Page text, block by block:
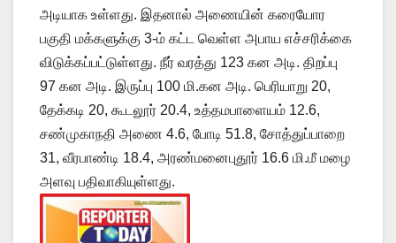
அடியாக உள்ளது. இதனால் அணையின் கரையோர
பகுதி மக்களுக்கு 3-ம் கட்ட வெள்ள அபாய எச்சரிக்கை
விடுக்கப்பட்டுள்ளது. நீர் வரத்து 123 கன அடி. திறப்பு
97 கன அடி. இருப்பு 100 மி.கன அடி. பெரியாறு 20,
தேக்கடி 20, கூடலூர் 20.4, உத்தமபாளையம் 12.6,
சண்முகாநதி அணை 4.6, போடி 51.8, சோத்துப்பாறை
31, வீரபாண்டி 18.4, அரண்மனைபுதூர் 16.6 மி.மீ மழை
அளவு பதிவாகியுள்ளது.